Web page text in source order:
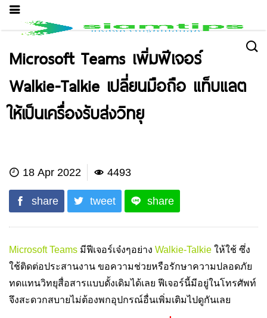
Microsoft Teams เพิ่มฟีเจอร์
Walkie-Talkie เปลี่ยนมือถือ แท็บแลต
ให้เป็นเครื่องรับส่งวิทยุ
18 Apr 2022 4493
share tweet share
Microsoft Teams มีฟีเจอร์เจ๋งๆอย่าง Walkie-Talkie ให้ใช้ ซึ่ง
ใช้ติดต่อประสานงาน ขอความช่วยหรือรักษาความปลอดภัย
ทดแทนวิทยุสื่อสารแบบดั้งเดิมได้เลย ฟีเจอร์นี้มีอยู่ในโทรศัพท์
จึงสะดวกสบายไม่ต้องพกอุปกรณ์อื่นเพิ่มเติมไปดูกันเลย